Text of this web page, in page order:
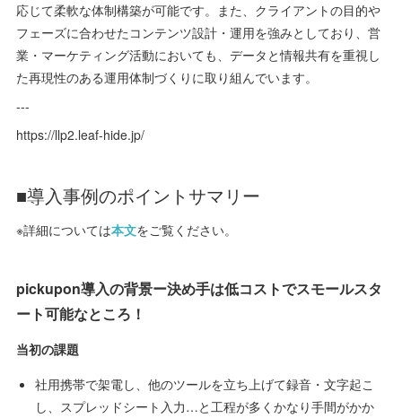
応じて柔軟な体制構築が可能です。また、クライアントの目的や
フェーズに合わせたコンテンツ設計・運用を強みとしており、営
業・マーケティング活動においても、データと情報共有を重視し
た再現性のある運用体制づくりに取り組んでいます。
---
https://llp2.leaf-hide.jp/
■導入事例のポイントサマリー
※詳細については本文をご覧ください。
pickupon導入の背景ー決め手は低コストでスモールスタ
ート可能なところ！
当初の課題
社用携帯で架電し、他のツールを立ち上げて録音・文字起こ
し、スプレッドシート入力…と工程が多くかなり手間がかか